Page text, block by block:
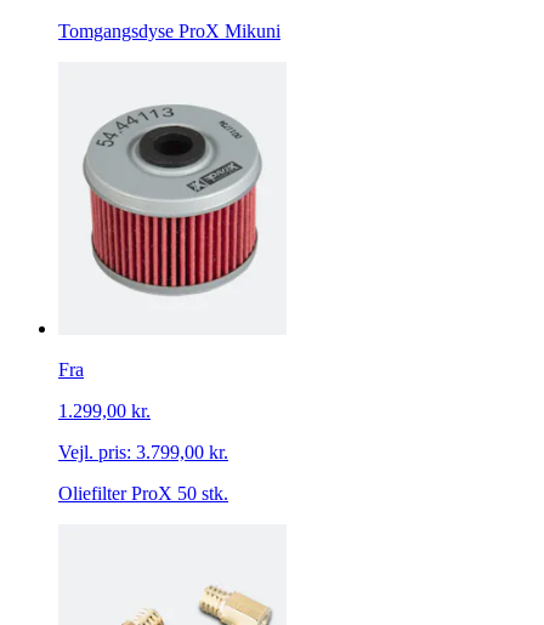
Tomgangsdyse ProX Mikuni
Fra
1.299,00 kr.
Vejl. pris: 3.799,00 kr.
Oliefilter ProX 50 stk.